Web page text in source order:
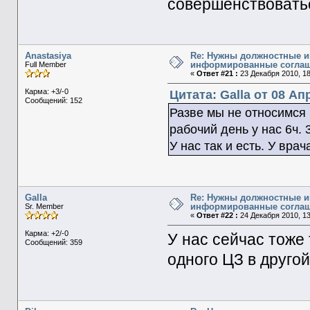
Anastasiya
Full Member
Карма: +3/-0
Сообщений: 152
Re: Нужны должностные
информированные
« Ответ #21 : 23 Декабря 2010,
Цитата: Galla от 08
Разве мы не
рабочий день у нас
У нас так и есть. У
Galla
Sr. Member
Карма: +2/-0
Сообщений: 359
Re: Нужны должностные
информированные
« Ответ #22 : 24 Декабря 2010,
У нас сейчас тоже
одного ЦЗ в